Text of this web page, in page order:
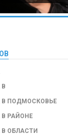
В ПОДМОСКОВЬЕ
РАЙОНЕ
ОБЛАСТИ